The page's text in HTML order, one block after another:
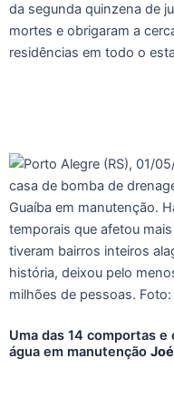
da segunda quinzena de
mortes e obrigaram a
residências em todo o
Uma das 14 comportas
água em manutenção